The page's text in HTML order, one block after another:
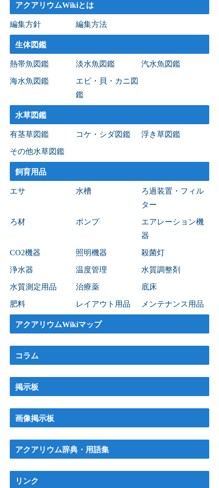
アクアリウムWikiとは
編集方針 編集方法
生体図鑑
熱帯魚図鑑 淡水魚図鑑 汽水魚図鑑
海水魚図鑑
エビ・貝・カニ図
鑑
水草図鑑
有茎草図鑑 コケ・シダ図鑑 浮き草図鑑
その他水草図鑑
飼育用品
エサ 水槽
ろ過装置・フィル
ター
ろ材 ポンプ
エアレーション機
器
CO2機器 照明機器 殺菌灯
浄水器 温度管理 水質調整剤
水質測定用品 治療薬 底床
肥料 レイアウト用品 メンテナンス用品
アクアリウムWikiマップ
コラム
掲示板
画像掲示板
アクアリウム辞典・用語集
リンク